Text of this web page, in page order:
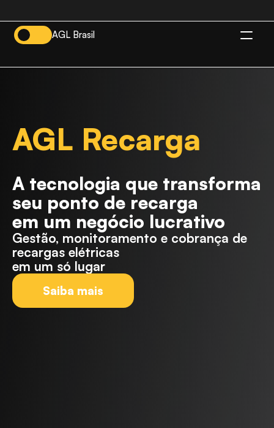
AGL Brasil
AGL Recarga
A tecnologia que transforma
seu ponto de recarga
em um negócio lucrativo
Gestão, monitoramento e cobrança de
recargas elétricas
em um só lugar
Saiba mais